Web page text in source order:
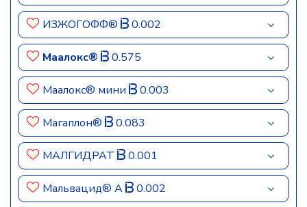
ИЗЖОГОФФ® 0.002
Маалокс® 0.575
Маалокс® мини 0.003
Магаплон® 0.083
МАЛГИДРАТ 0.001
Мальвацид® А 0.002